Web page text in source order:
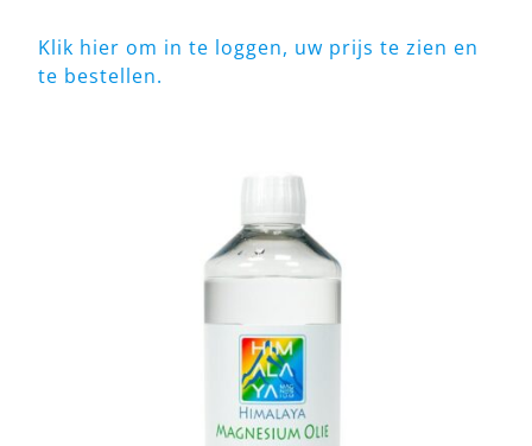
Klik hier om in te loggen, uw prijs te zien en
te bestellen.